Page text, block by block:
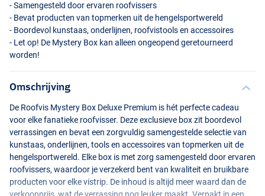
- Samengesteld door ervaren roofvissers
- Bevat producten van topmerken uit de hengelsportwereld
- Boordevol kunstaas, onderlijnen, roofvistools en accessoires
- Let op! De Mystery Box kan alleen ongeopend geretourneerd
worden!
Omschrijving
De Roofvis Mystery Box Deluxe Premium is hét perfecte cadeau
voor elke fanatieke roofvisser. Deze exclusieve box zit boordevol
verrassingen en bevat een zorgvuldig samengestelde selectie van
kunstaas, onderlijnen, tools en accessoires van topmerken uit de
hengelsportwereld. Elke box is met zorg samengesteld door ervaren
roofvissers, waardoor je verzekerd bent van kwaliteit en bruikbare
producten voor elke vistrip. De inhoud is altijd meer waard dan de